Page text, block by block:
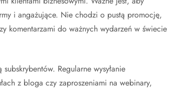
i angażujące. Nie chodzi o pustą promocję,
komentarzami do ważnych wydarzeń w świecie
Regularne wysyłanie
z bloga czy zaproszeniami na webinary,